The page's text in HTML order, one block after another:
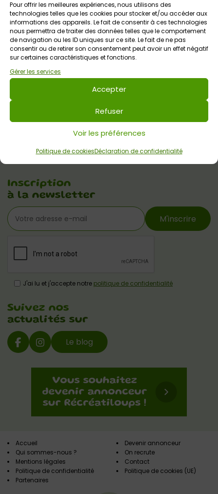
Pour offrir les meilleures expériences, nous utilisons des
technologies telles que les cookies pour stocker et/ou accéder aux
informations des appareils. Le fait de consentir à ces technologies
nous permettra de traiter des données telles que le comportement
de navigation ou les ID uniques sur ce site. Le fait de ne pas
consentir ou de retirer son consentement peut avoir un effet négatif
sur certaines caractéristiques et fonctions.
Gérer les services
Accepter
Refuser
Voir les préférences
Politique de cookiesDéclaration de confidentialité
Autres lieux de sorties
Camping Le Bois
Camping de la Plage
La Trinité-sur-Mer
Inscription
à la newsletter
M'inscrire
J'ai lu et j'accepte notre politique de confidentialité
Suivez nos
actualités sur
Le blog
Accueil
Qui sommes-nous ?
Mentions légales
Politique de confidentialité
Partenaires
Devenir annonceur
On recrute
Contact
Politique de cookies (UE)